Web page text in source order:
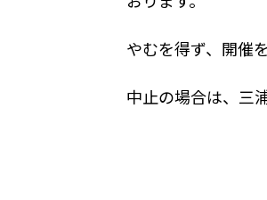
やむを得ず、開催
中止の場合は、三